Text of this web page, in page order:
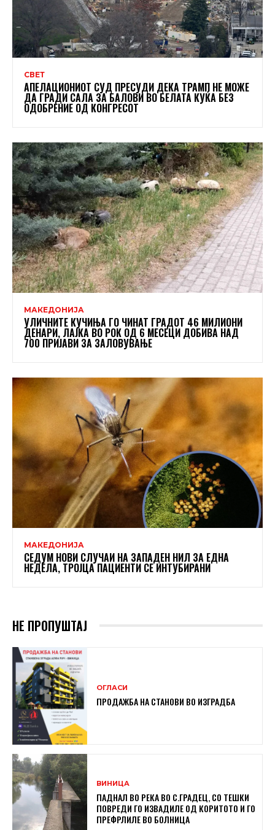
СВЕТ
АПЕЛАЦИОНИОТ СУД ПРЕСУДИ ДЕКА ТРАМП НЕ МОЖЕ
ДА ГРАДИ САЛА ЗА БАЛОВИ ВО БЕЛАТА КУЌА БЕЗ
ОДОБРЕНИЕ ОД КОНГРЕСОТ
МАКЕДОНИЈА
УЛИЧНИТЕ КУЧИЊА ГО ЧИНАТ ГРАДОТ 46 МИЛИОНИ
ДЕНАРИ, ЛАЈКА ВО РОК ОД 6 МЕСЕЦИ ДОБИВА НАД
700 ПРИЈАВИ ЗА ЗАЛОВУВАЊЕ
МАКЕДОНИЈА
СЕДУМ НОВИ СЛУЧАИ НА ЗАПАДЕН НИЛ ЗА ЕДНА
НЕДЕЛА, ТРОЈЦА ПАЦИЕНТИ СЕ ИНТУБИРАНИ
НЕ ПРОПУШТАЈ
ОГЛАСИ
ПРОДАЖБА НА СТАНОВИ ВО ИЗГРАДБА
ВИНИЦА
ПАДНАЛ ВО РЕКА ВО С.ГРАДЕЦ, СО ТЕШКИ
ПОВРЕДИ ГО ИЗВАДИЛЕ ОД КОРИТОТО И ГО
ПРЕФРЛИЛЕ ВО БОЛНИЦА